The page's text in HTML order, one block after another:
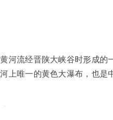
河流经晋陕大峡谷时形成的
上唯一的黄色大瀑布，也是